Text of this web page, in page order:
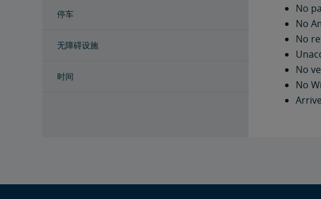
停车
无障碍设施
时间
No
No
No
No
No